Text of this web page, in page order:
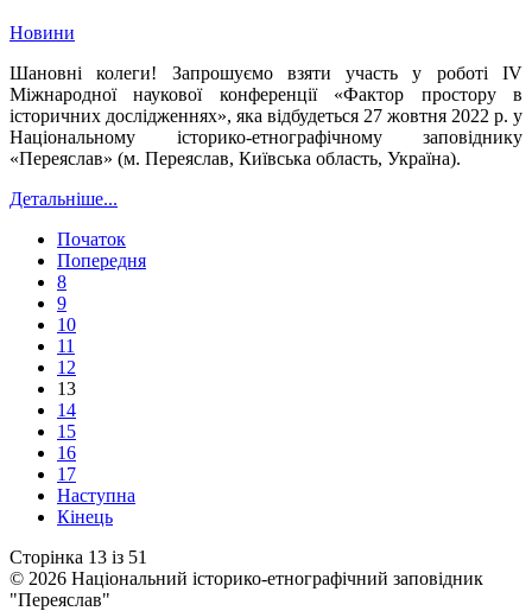
Новини
Шановні колеги! Запрошуємо взяти участь у роботі ІV
Міжнародної наукової конференції «Фактор простору в
історичних дослідженнях», яка відбудеться 27 жовтня 2022 р. у
Національному історико-етнографічному заповіднику
«Переяслав» (м. Переяслав, Київська область, Україна).
Детальніше...
Початок
Попередня
8
9
10
11
12
13
14
15
16
17
Наступна
Кінець
Сторінка 13 із 51
© 2026 Національний історико-етнографічний заповідник
"Переяслав"